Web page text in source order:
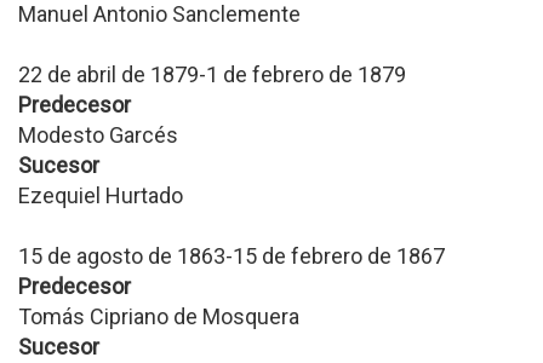
Manuel Antonio Sanclemente
22 de abril de 1879-1 de febrero de 1879
Predecesor
Modesto Garcés
Sucesor
Ezequiel Hurtado
15 de agosto de 1863-15 de febrero de 1867
Predecesor
Tomás Cipriano de Mosquera
Sucesor